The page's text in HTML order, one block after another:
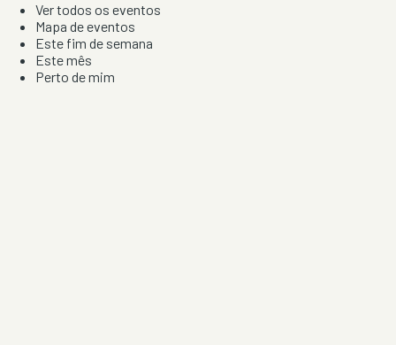
Ver todos os eventos
Mapa de eventos
Este fim de semana
Este mês
Perto de mim